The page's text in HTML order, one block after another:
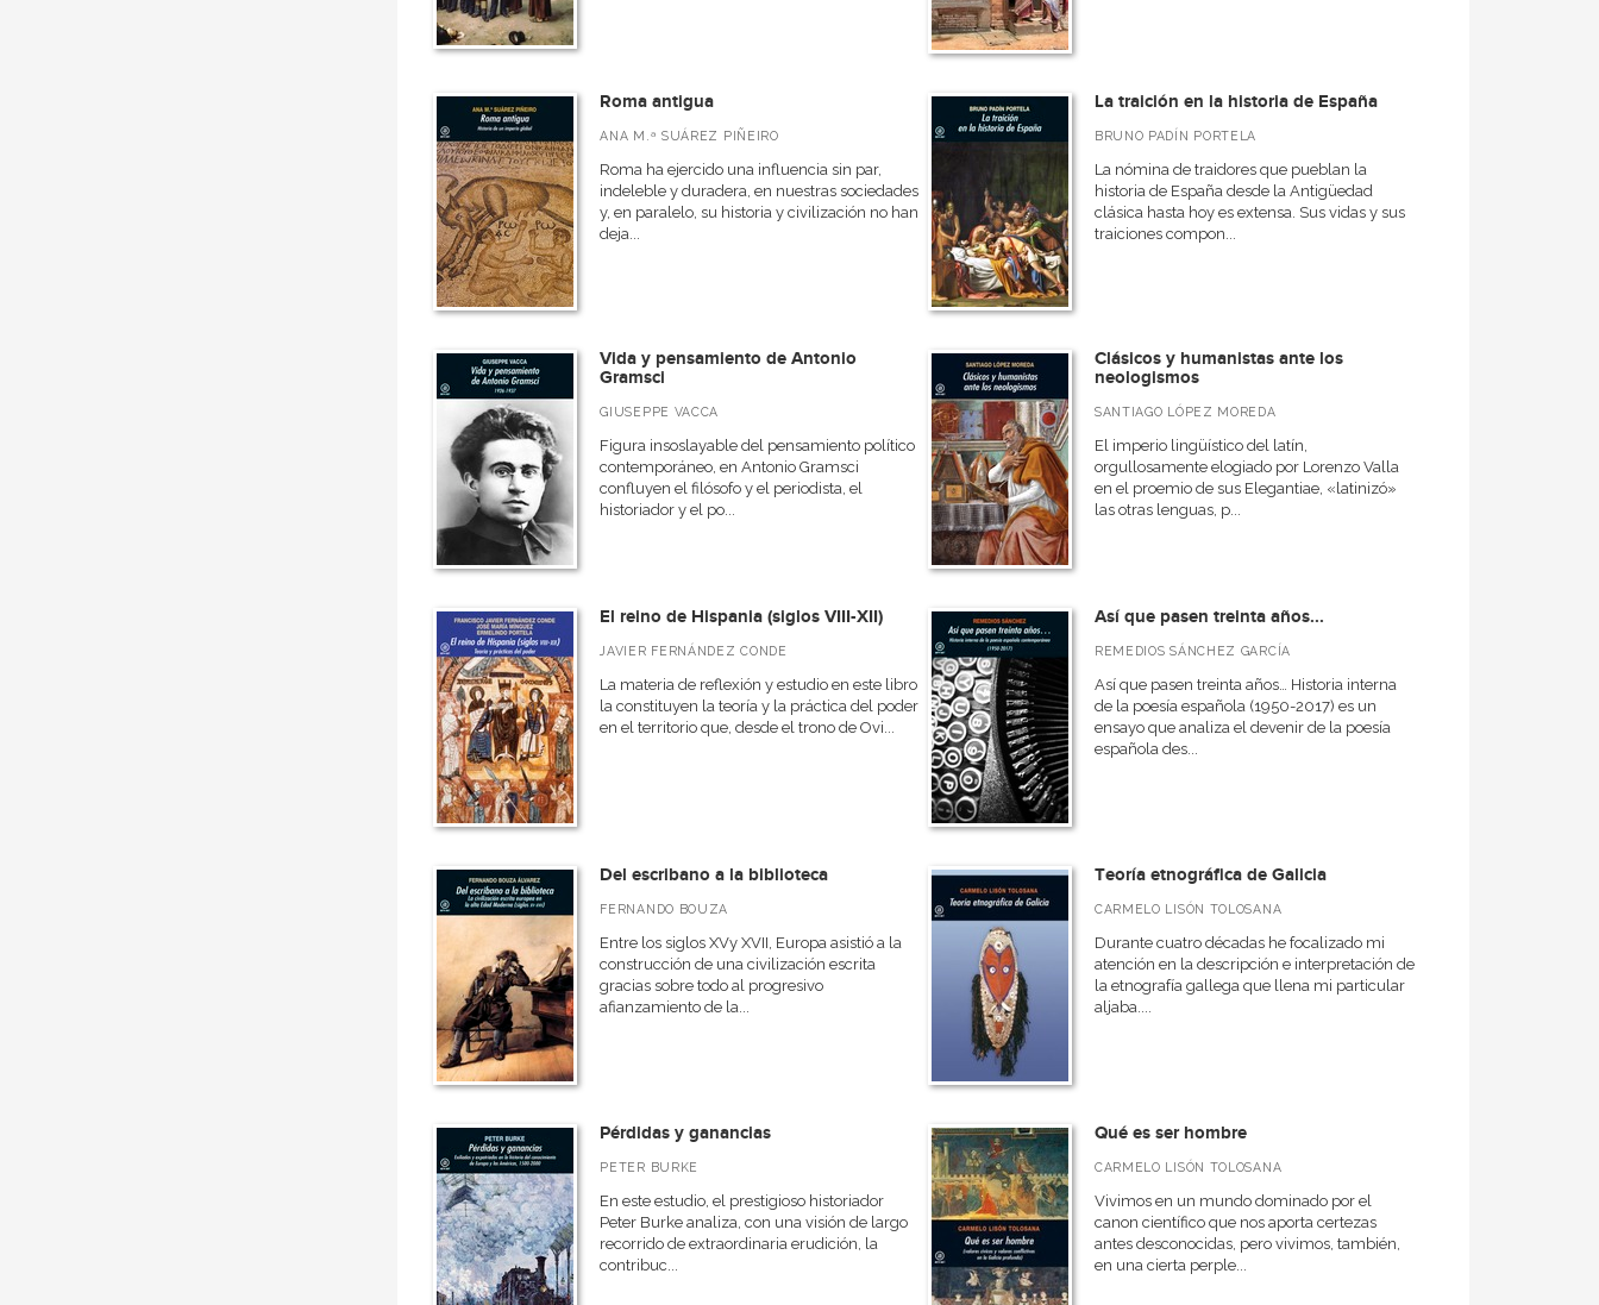
Roma antigua
ANA M.ª SUÁREZ PIÑEIRO
Roma ha ejercido una influencia sin par,
indeleble y duradera, en nuestras sociedades
y, en paralelo, su historia y civilización no han
deja...
La traición en la historia de España
BRUNO PADÍN PORTELA
La nómina de traidores que pueblan la
historia de España desde la Antigüedad
clásica hasta hoy es extensa. Sus vidas y sus
traiciones compon...
Vida y pensamiento de Antonio
Gramsci
GIUSEPPE VACCA
Figura insoslayable del pensamiento político
contemporáneo, en Antonio Gramsci
confluyen el filósofo y el periodista, el
historiador y el po...
Clásicos y humanistas ante los
neologismos
SANTIAGO LÓPEZ MOREDA
El imperio lingüístico del latín,
orgullosamente elogiado por Lorenzo Valla
en el proemio de sus Elegantiae, «latinizó»
las otras lenguas, p...
El reino de Hispania (siglos VIII-XII)
JAVIER FERNÁNDEZ CONDE
La materia de reflexión y estudio en este libro
la constituyen la teoría y la práctica del poder
en el territorio que, desde el trono de Ovi...
Así que pasen treinta años...
REMEDIOS SÁNCHEZ GARCÍA
Así que pasen treinta años… Historia interna
de la poesía española (1950-2017) es un
ensayo que analiza el devenir de la poesía
española des...
Del escribano a la biblioteca
FERNANDO BOUZA
Entre los siglos XVy XVII, Europa asistió a la
construcción de una civilización escrita
gracias sobre todo al progresivo
afianzamiento de la...
Teoría etnográfica de Galicia
CARMELO LISÓN TOLOSANA
Durante cuatro décadas he focalizado mi
atención en la descripción e interpretación de
la etnografía gallega que llena mi particular
aljaba....
Pérdidas y ganancias
PETER BURKE
En este estudio, el prestigioso historiador
Peter Burke analiza, con una visión de largo
recorrido de extraordinaria erudición, la
contribuc...
Qué es ser hombre
CARMELO LISÓN TOLOSANA
Vivimos en un mundo dominado por el
canon científico que nos aporta certezas
antes desconocidas, pero vivimos, también,
en una cierta perple...